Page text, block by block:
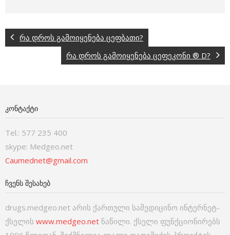
რა დროს გამოიყენება ცეფბათი?
რა დროს გამოიყენება ცეფეკონი ® D?
ᲙᲝᲜᲢᲐᲥᲢᲘ
Tel.: 577 235 400
skype: Medgeo.net
Caumednet@gmail.com
ᲩᲕᲔᲜᲡ ᲨᲔᲡᲐᲮᲔᲑ
drugs.medgeo.net არის ქართული სამედიცინო ინტერნეტ-
ქსელის www.medgeo.net ნაწილი. ქსელი ფუნქციონირებს